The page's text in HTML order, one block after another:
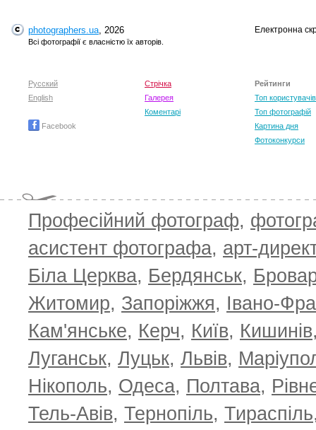
photographers.ua, 2026
Всі фотографії є власністю їх авторів.
Електронна
Русский
English
Facebook
Стрічка
Галерея
Коментарі
Рейтинги
Топ користувачів
Топ фотографій
Картина дня
Фотоконкурси
Професійний фотограф,
асистент фотографа, арт-
Біла Церква, Бердянськ,
Житомир, Запоріжжя, Івано-
Кам'янське, Керч, Київ, Кишинів
Луганськ, Луцьк, Львів,
Нікополь, Одеса, Полтава,
Тель-Авів, Тернопіль, Тираспіль